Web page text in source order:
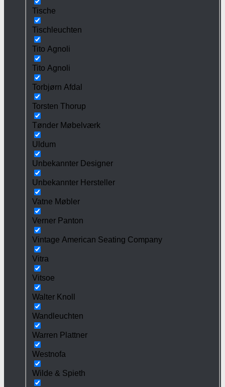
Tische
Tischleuchten
Tito Agnoli
Tito Agnoli
Torbjørn Afdal
Torsten Thorup
Tønder Møbelværk
Uldum
Unbekannter Designer
Unbekannter Hersteller
Vatne Møbler
Verner Panton
Vintage American Seating Company
Vitra
Vitsoe
Walter Knoll
Wandleuchten
Warren Plattner
Westnofa
Wilde & Spieth